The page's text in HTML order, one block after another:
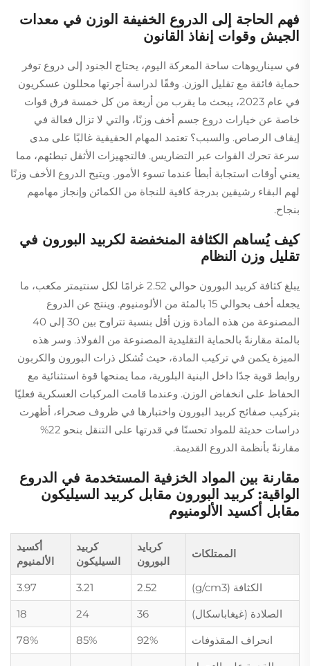
فهم الحاجة إلى الدروع الخفيفة الوزن في معدات
الجيش وقوات إنفاذ القانون
في سيناريوهات ساحة المعركة اليوم، يحتاج الجنود إلى دروع توفر
حماية فائقة مع تقليل الوزن. وفقًا لدراسة أجرتها محللون عسكريون
في عام 2023، يبحث ما يقرب من أربعة من كل خمسة فرق قوات
خاصة عن خيارات دروع جسم أخف وزنًا، والتي لا تزال فعالة في
إيقاف الرصاص. والسبب؟ تعتمد المهام الحقيقية غالبًا على مدى
سرعة تحرك القوات عبر التضاريس. فالتجهيزات الأثقل تبطئهم، مما
يعني أوقات استجابة أبطأ عندما تسوء الأمور. ويتيح الدروع الأخف وزنًا
لهم البقاء رشيقين بدرجة كافية للنجاة من الكمائن وإنجاز مهامهم
بنجاح.
كيف يُساهم الكثافة المنخفضة لكربيد البورون في
تقليل وزن النظام
يبلغ كثافة كربيد البورون حوالي 2.52 غرامًا لكل سنتيمتر مكعب، ما
يجعله أخف بحوالي 15 بالمئة من الألومنيوم. وينتج عن الدروع
المصنوعة من هذه المادة وزن أقل بنسبة تتراوح بين 30 إلى 40
بالمئة مقارنةً بالحماية التقليدية المصنوعة من الفولاذ. وسر هذه
الميزة يكمن في تركيب المادة، حيث تُشكل ذرات البورون والكربون
روابط قوية جدًا داخل البنية البلورية، مما يمنحها قوة استثنائية مع
الحفاظ على انخفاض الوزن. وعندما قامت المركبات العسكرية فعليًا
بتركيب صفائح كربيد البورون واختبارها في ظروف صحراء، أظهرت
دراسات حديثة للمواد تحسنًا في قدرتها على التنقل بنحو 22%
مقارنةً بأنظمة الدروع القديمة.
مقارنة بين المواد الخزفية المستخدمة في الدروع
الواقية: كربيد البورون مقابل كربيد السيليكون
مقابل أكسيد الألومنيوم
الممتلكات
كربايد
البورون
كربيد
السيليكون
أكسيد
الألمنيوم
الكثافة (g/cm3)
2.52
3.21
3.97
الصلادة (غيغاباسكال)
36
24
18
انحراف المقذوفات
92%
85%
78%